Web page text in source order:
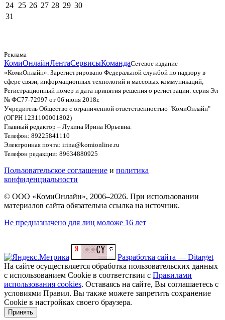
24 25 26 27 28 29 30
31
Реклама
КомиОнлайнЛентаСервисыКомандаСетевое издание
«КомиОнлайн». Зарегистрировано Федеральной службой по надзору в
сфере связи, информационных технологий и массовых коммуникаций;
Регистрационный номер и дата принятия решения о регистрации: серия Эл
№ ФС77-72997 от 06 июня 2018г.
Учредитель Общество с ограниченной ответственностью "КомиОнлайн"
(ОГРН 1231100001802)
Главный редактор – Лукина Ирина Юрьевна.
Телефон: 89225841110
Электронная почта: irina@komionline.ru
Телефон редакции: 89634880925
Пользовательское соглашение и политика
конфиденциальности
© ООО «КомиОнлайн», 2006–2026. При использовании
материалов сайта обязательна ссылка на источник.
Не предназначено для лиц моложе 16 лет
Разработка сайта — Ditarget
На сайте осуществляется обработка пользовательских данных
с использованием Cookie в соответствии с Правилами
использования cookies. Оставаясь на сайте, Вы соглашаетесь с
условиями Правил. Вы также можете запретить сохранение
Cookie в настройках своего браузера.
Принять